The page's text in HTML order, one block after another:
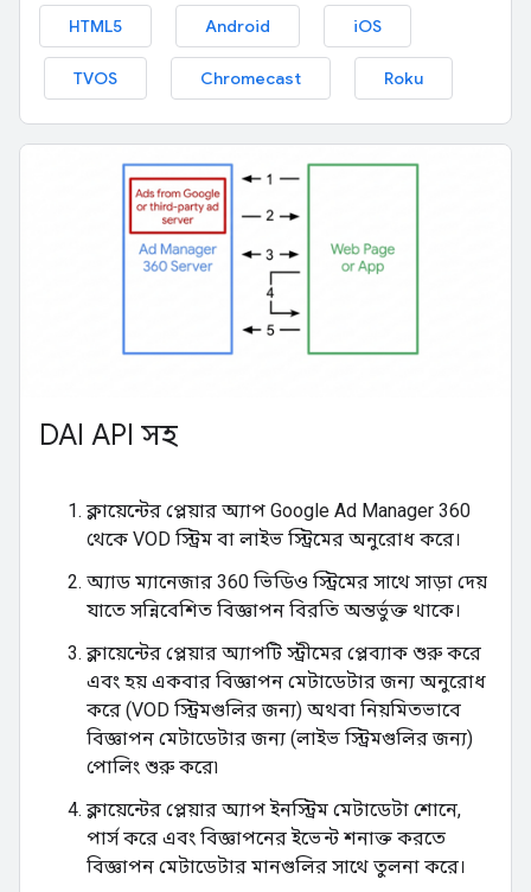
HTML5 Android iOS
TVOS Chromecast Roku
DAI API সহ
ক্লায়েন্টের প্লেয়ার অ্যাপ Google Ad Manager 360
থেকে VOD স্ট্রিম বা লাইভ স্ট্রিমের অনুরোধ করে।
অ্যাড ম্যানেজার 360 ভিডিও স্ট্রিমের সাথে সাড়া দেয়
যাতে সন্নিবেশিত বিজ্ঞাপন বিরতি অন্তর্ভুক্ত থাকে।
ক্লায়েন্টের প্লেয়ার অ্যাপটি স্ট্রীমের প্লেব্যাক শুরু করে
এবং হয় একবার বিজ্ঞাপন মেটাডেটার জন্য অনুরোধ
করে (VOD স্ট্রিমগুলির জন্য) অথবা নিয়মিতভাবে
বিজ্ঞাপন মেটাডেটার জন্য (লাইভ স্ট্রিমগুলির জন্য)
পোলিং শুরু করে৷
ক্লায়েন্টের প্লেয়ার অ্যাপ ইনস্ট্রিম মেটাডেটা শোনে,
পার্স করে এবং বিজ্ঞাপনের ইভেন্ট শনাক্ত করতে
বিজ্ঞাপন মেটাডেটার মানগুলির সাথে তুলনা করে।